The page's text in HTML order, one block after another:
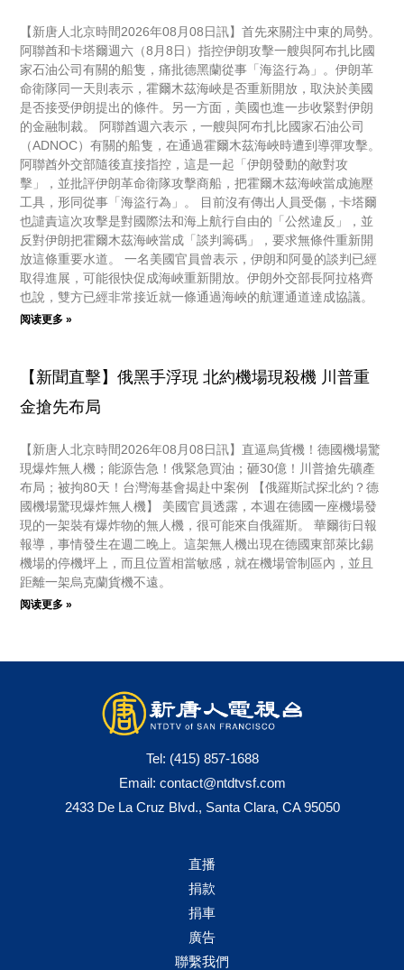
【新唐人北京時間2026年08月08日訊】首先來關注中東的局勢。
阿聯酋和卡塔爾週六（8月8日）指控伊朗攻擊一艘與阿布扎比國
家石油公司有關的船隻，痛批德黑蘭從事「海盜行為」。伊朗革
命衛隊同一天則表示，霍爾木茲海峽是否重新開放，取決於美國
是否接受伊朗提出的條件。另一方面，美國也進一步收緊對伊朗
的金融制裁。 阿聯酋週六表示，一艘與阿布扎比國家石油公司
（ADNOC）有關的船隻，在通過霍爾木茲海峽時遭到導彈攻擊。
阿聯酋外交部隨後直接指控，這是一起「伊朗發動的敵對攻
擊」，並批評伊朗革命衛隊攻擊商船，把霍爾木茲海峽當成施壓
工具，形同從事「海盜行為」。 目前沒有傳出人員受傷，卡塔爾
也譴責這次攻擊是對國際法和海上航行自由的「公然違反」，並
反對伊朗把霍爾木茲海峽當成「談判籌碼」，要求無條件重新開
放這條重要水道。 一名美國官員曾表示，伊朗和阿曼的談判已經
取得進展，可能很快促成海峽重新開放。伊朗外交部長阿拉格齊
也說，雙方已經非常接近就一條通過海峽的航運通道達成協議。
阅读更多 »
【新聞直擊】俄黑手浮現 北約機場現殺機 川普重
金搶先布局
【新唐人北京時間2026年08月08日訊】直逼烏貨機！德國機場驚
現爆炸無人機；能源告急！俄緊急買油；砸30億！川普搶先礦產
布局；被拘80天！台灣海基會揭赴中案例 【俄羅斯試探北約？德
國機場驚現爆炸無人機】 美國官員透露，本週在德國一座機場發
現的一架裝有爆炸物的無人機，很可能來自俄羅斯。 華爾街日報
報導，事情發生在週二晚上。這架無人機出現在德國東部萊比錫
機場的停機坪上，而且位置相當敏感，就在機場管制區內，並且
距離一架烏克蘭貨機不遠。
阅读更多 »
Tel: (415) 857-1688
Email: contact@ntdtvsf.com
2433 De La Cruz Blvd., Santa Clara, CA 95050
直播
捐款
捐車
廣告
聯繫我們